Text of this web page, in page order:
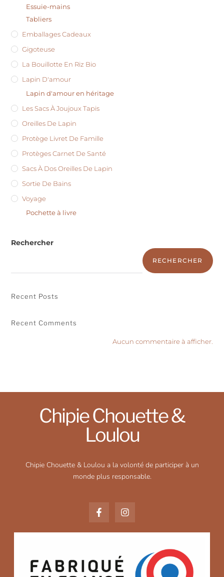
Essuie-mains
Tabliers
Emballages Cadeaux
Gigoteuse
La Bouillotte En Riz Bio
Lapin D'amour
Lapin d'amour en héritage
Les Sacs À Joujoux Tapis
Oreilles De Lapin
Protège Livret De Famille
Protèges Carnet De Santé
Sacs À Dos Oreilles De Lapin
Sortie De Bains
Voyage
Pochette à livre
Rechercher
RECHERCHER
Recent Posts
Recent Comments
Aucun commentaire à afficher.
Chipie Chouette &
Loulou
Chipie Chouette & Loulou a la volonté de participer à un
monde plus responsable.